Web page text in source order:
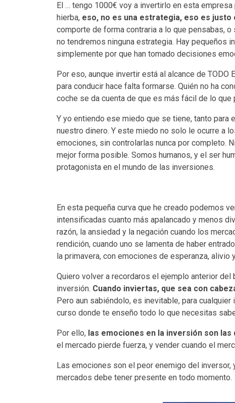
El … tengo 1000€ voy a invertirlo en esta
hierba, eso, no es una estrategia, eso es justo
comporte de forma contraria a lo que pensabas,
no tendremos ninguna estrategia. Hay pequeños
simplemente por que han tomado decisiones
Por eso, aunque invertir está al alcance de
para conducir hace falta formarse. Quién no ha
coche se da cuenta de que es más fácil de lo
Y yo entiendo ese miedo que se tiene, tanto para
nuestro dinero. Y este miedo no solo le ocurre a
emociones, sin controlarlas nunca por completo.
mejor forma posible. Somos humanos, y el ser
protagonista en el mundo de las inversiones.
En esta pequeña curva que he creado podemos
intensificadas cuanto más apalancado y menos
razón, la ansiedad y la negación cuando los
rendición, cuando uno se lamenta de haber
la primavera, con emociones de esperanza,
Quiero volver a recordaros el ejemplo anterior del
inversión. Cuando inviertas, que sea con
Pero aun sabiéndolo, es inevitable, para
curso donde te enseño todo lo que necesitas
Por ello, las emociones en la inversión son
el mercado pierde fuerza, y vender cuando el
Las emociones son el peor enemigo del
mercados debe tener presente en todo momento.